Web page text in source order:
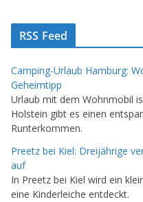
RSS Feed
Camping-Urlaub Hamburg:
Geheimtipp
Urlaub mit dem Wohnmobil
Holstein gibt es einen
Runterkommen.
Preetz bei Kiel: Dreijährige
auf
In Preetz bei Kiel wird ein
eine Kinderleiche entdeckt.